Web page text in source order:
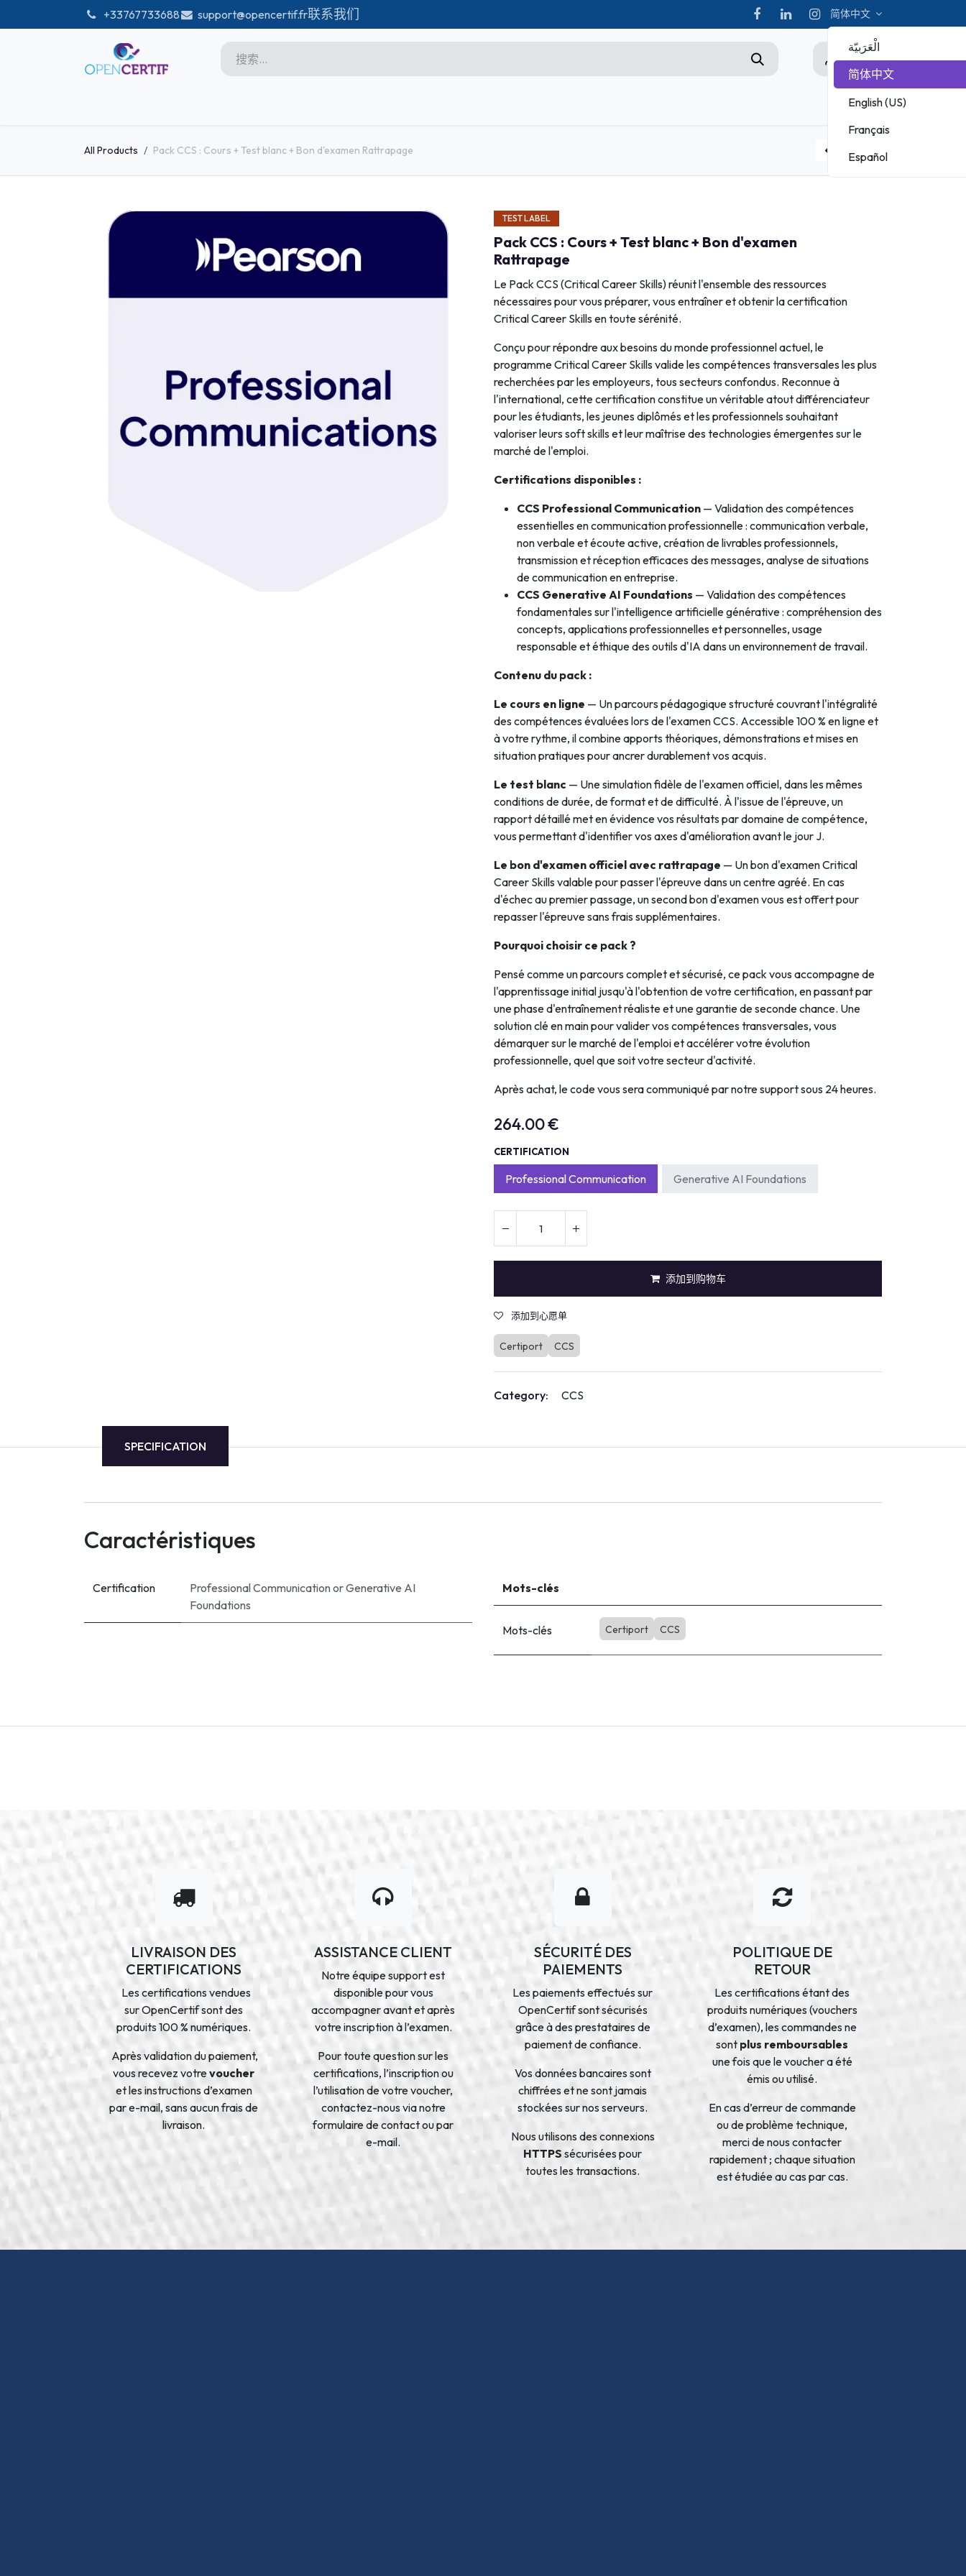
+33767733688 support@opencertif.fr联系我们 简体中文
الْعَرَبيّة
简体中文
English (US)
Français
Español
Microsoft
Unity
servicenow
Apple
Ec-Council
Microsoft Excel Débutant
Microsoft Excel Associate
Création d'entreprise
MICROSOFT
All Products Pack CCS : Cours + Test blanc + Bon d'examen Rattrapage
TEST LABEL
Pack CCS : Cours + Test blanc + Bon d'examen
Rattrapage
Le Pack CCS (Critical Career Skills) réunit l'ensemble des ressources
nécessaires pour vous préparer, vous entraîner et obtenir la certification
Critical Career Skills en toute sérénité.
Conçu pour répondre aux besoins du monde professionnel actuel, le
programme Critical Career Skills valide les compétences transversales les plus
recherchées par les employeurs, tous secteurs confondus. Reconnue à
l'international, cette certification constitue un véritable atout différenciateur
pour les étudiants, les jeunes diplômés et les professionnels souhaitant
valoriser leurs soft skills et leur maîtrise des technologies émergentes sur le
marché de l'emploi.
Certifications disponibles :
CCS Professional Communication — Validation des compétences
essentielles en communication professionnelle : communication verbale,
non verbale et écoute active, création de livrables professionnels,
transmission et réception efficaces des messages, analyse de situations
de communication en entreprise.
CCS Generative AI Foundations — Validation des compétences
fondamentales sur l'intelligence artificielle générative : compréhension des
concepts, applications professionnelles et personnelles, usage
responsable et éthique des outils d'IA dans un environnement de travail.
Contenu du pack :
Le cours en ligne — Un parcours pédagogique structuré couvrant l'intégralité
des compétences évaluées lors de l'examen CCS. Accessible 100 % en ligne et
à votre rythme, il combine apports théoriques, démonstrations et mises en
situation pratiques pour ancrer durablement vos acquis.
Le test blanc — Une simulation fidèle de l'examen officiel, dans les mêmes
conditions de durée, de format et de difficulté. À l'issue de l'épreuve, un
rapport détaillé met en évidence vos résultats par domaine de compétence,
vous permettant d'identifier vos axes d'amélioration avant le jour J.
Le bon d'examen officiel avec rattrapage — Un bon d'examen Critical
Career Skills valable pour passer l'épreuve dans un centre agréé. En cas
d'échec au premier passage, un second bon d'examen vous est offert pour
repasser l'épreuve sans frais supplémentaires.
Pourquoi choisir ce pack ?
Pensé comme un parcours complet et sécurisé, ce pack vous accompagne de
l'apprentissage initial jusqu'à l'obtention de votre certification, en passant par
une phase d'entraînement réaliste et une garantie de seconde chance. Une
solution clé en main pour valider vos compétences transversales, vous
démarquer sur le marché de l'emploi et accélérer votre évolution
professionnelle, quel que soit votre secteur d'activité.
Après achat, le code vous sera communiqué par notre support sous 24 heures.
264.00€
CERTIFICATION
Professional Communication Generative AI Foundations
添加到购物车
添加到心愿单
Certiport CCS
Category: CCS
SPECIFICATION
Caractéristiques
Certification Professional CommunicationorGenerative AI
Foundations
Mots-clés
Mots-clés Certiport CCS
LIVRAISON DES
CERTIFICATIONS
Les certifications vendues
sur OpenCertif sont des
produits 100 % numériques.
Après validation du paiement,
vous recevez votrevoucher
et les instructions d’examen
par e-mail, sans aucun frais de
livraison.
ASSISTANCE CLIENT
Notre équipe support est
disponible pour vous
accompagner avant et après
votre inscription à l’examen.
Pour toute question sur les
certifications, l’inscription ou
l’utilisation de votre voucher,
contactez-nous via notre
formulaire de contact ou par
e-mail.
SÉCURITÉ DES
PAIEMENTS
Les paiements effectués sur
OpenCertif sont sécurisés
grâce à des prestataires de
paiement de confiance.
Vos données bancaires sont
chiffrées et ne sont jamais
stockées sur nos serveurs.
Nous utilisons des connexions
HTTPS sécurisées pour
toutes les transactions.
POLITIQUE DE
RETOUR
Les certifications étant des
produits numériques (vouchers
d’examen), les commandes ne
sont plus remboursables
une fois que le voucher a été
émis ou utilisé.
En cas d’erreur de commande
ou de problème technique,
merci de nous contacter
rapidement ; chaque situation
est étudiée au cas par cas.